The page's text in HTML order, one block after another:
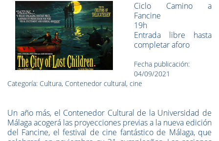
Ciclo Camino a
Fancine
19h
Entrada libre hasta
completar aforo
Fecha publicación:
04/09/2021
Categoría: Cultura, Contenedor cultural, cine
Un año más, el Contenedor Cultural de la Universidad de
Málaga acogerá las proyecciones previas a la nueva edición
del Fancine, el festival de cine fantástico de Málaga, que